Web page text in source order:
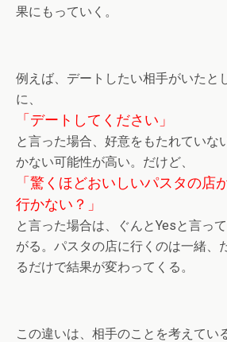
果にもっていく。
例えば、デートしたい相手がいたと
に、
「デートしてください」
と言った場合、好意をもたれていな
かない可能性が高い。だけど、
「驚くほどおいしいパスタの店
行かない？」
と言った場合は、ぐんとYesと言っ
がる。パスタの店に行くのは一緒、
るだけで結果が変わってくる。
この違いは、相手のことを考えてい